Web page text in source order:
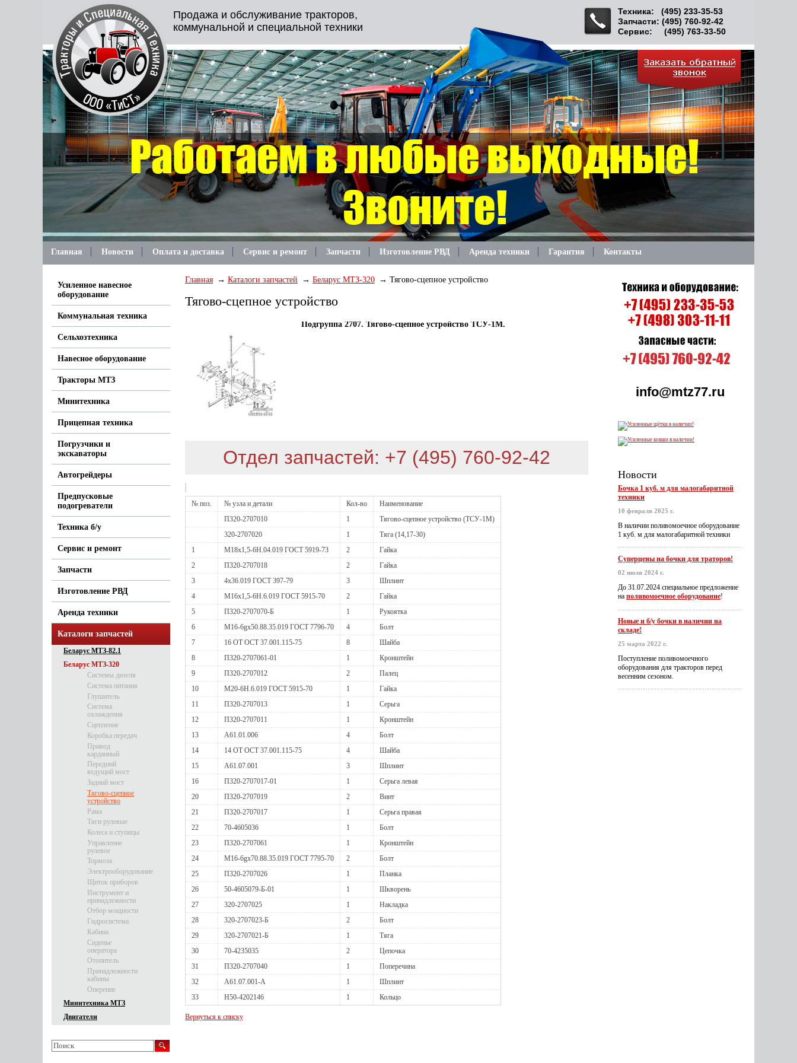
Продажа и обслуживание тракторов,
коммунальной и специальной техники
Техника: (495) 233-35-53
Запчасти: (495) 760-92-42
Сервис: (495) 763-33-50
Главная Новости Оплата и доставка Сервис и ремонт Запчасти Изготовление РВД Аренда техники Гарантия Контакты
Главная Каталоги запчастей Беларус МТЗ-320 Тягово-сцепное устройство
Тягово-сцепное устройство
Подгруппа 2707. Тягово-сцепное устройство ТСУ-1М.
Отдел запчастей: +7 (495) 760-92-42
№ поз. № узла и детали Кол-во
Наименование
П320-2707010
1
Тягово-сцепное устройство (ТСУ-1М)
320-2707020
1
Тяга (14,17-30)
1
М18х1,5-6Н.04.019 ГОСТ 5919-73 2
Гайка
2
П320-2707018 2
Гайка
3
4х36.019 ГОСТ 397-79 3
Шплинт
4
М16х1,5-6Н.6.019 ГОСТ 5915-70 2
Гайка
5
П320-2707070-Б 1
Рукоятка
6
М16-6gх50.88.35.019 ГОСТ 7796-70 4
Болт
7
16 ОТ ОСТ 37.001.115-75 8
Шайба
8
П320-2707061-01 1
Кронштейн
9
П320-2707012 2
Палец
10
М20-6Н.6.019 ГОСТ 5915-70 1
Гайка
11
П320-2707013 1
Серьга
12
П320-2707011 1
Кронштейн
13
A61.01.006 4
Болт
14
14 ОТ ОСТ 37.001.115-75 4
Шайба
15
A61.07.001 3
Шплинт
16
П320-2707017-01 1
Серьга левая
20
П320-2707019 2
Винт
21
П320-2707017 1
Серьга правая
22
70-4605036 1
Болт
23
П320-2707061 1
Кронштейн
24
М16-6gх70.88.35.019 ГОСТ 7795-70 2
Болт
25
П320-2707026 1
Планка
26
50-4605079-Б-01 1
Шкворень
27
320-2707025 1
Накладка
28
320-2707023-Б 2
Болт
29
320-2707021-Б 1
Тяга
30
70-4235035 2
Цепочка
31
П320-2707040 1
Поперечина
32
А61.07.001-А 1
Шплинт
33
Н50-4202146 1 Кольцо
Вернуться к списку
Усиленное навесное
оборудование
Коммунальная техника
Сельхозтехника
Навесное оборудование
Тракторы МТЗ
Минитехника
Прицепная техника
Погрузчики и
экскаваторы
Автогрейдеры
Предпусковые
подогреватели
Техника б/у
Сервис и ремонт
Запчасти
Изготовление РВД
Аренда техники
Каталоги запчастей
Беларус МТЗ-82.1
Беларус МТЗ-320
Системы дизеля
Система питания
Глушитель
Система
охлаждения
Сцепление
Коробка передач
Привод
карданный
Передний
ведущий мост
Задний мост
Тягово-сцепное
устройство
Рама
Тяги рулевые
Колеса и ступицы
Управление
рулевое
Тормоза
Электрооборудование
Щиток приборов
Инструмент и
принадлежности
Отбор мощности
Гидросистема
Кабина
Сиденье
оператора
Отопитель
Принадлежности
кабины
Оперение
Минитехника МТЗ
Двигатели
info@mtz77.ru
Новости
Бочка 1 куб. м для малогабаритной
техники
10 февраля 2025 г.
В наличии поливомоечное оборудование
1 куб. м для малогабаритной техники
Суперцены на бочки для траторов!
02 июля 2024 г.
До 31.07.2024 специальное предложение
на поливомоечное оборудование!
Новые и б/у бочки в наличии на
складе!
25 марта 2022 г.
Поступление поливомоечного
оборудования для тракторов перед
весенним сезоном.